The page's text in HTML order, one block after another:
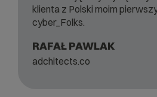
klienta z Polski moim
cyber_Folks.
RAFAŁ PAWLAK
adchitects.co